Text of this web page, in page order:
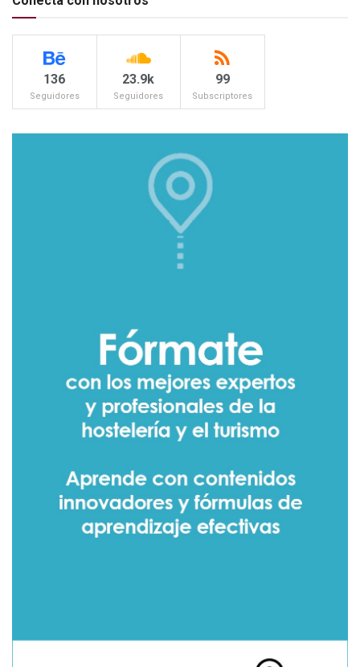
136
Seguidores
23.9k
Seguidores
99
Subscriptores